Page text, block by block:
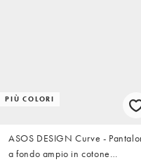
PIÙ COLORI
ASOS DESIGN Curve -
a fondo ampio in cotone